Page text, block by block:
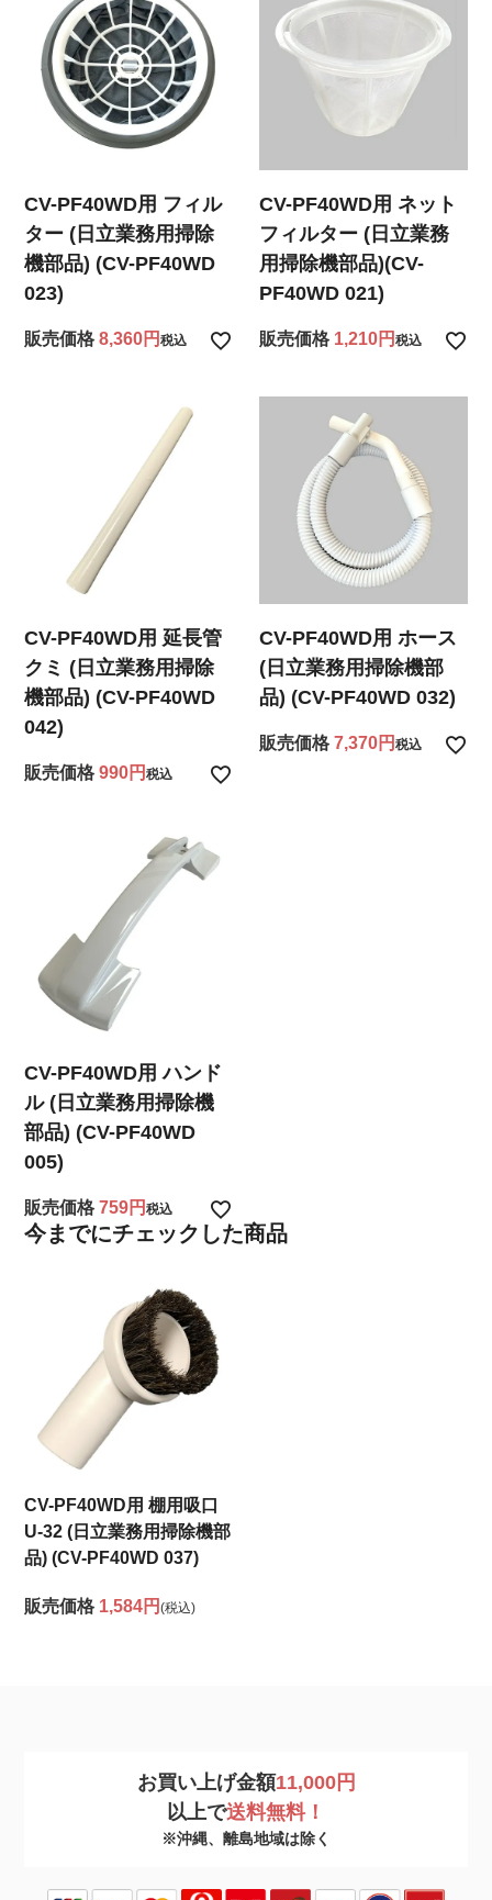
CV-PF40WD用 フィル
ター (日立業務用掃除
機部品) (CV-PF40WD
023)
販売価格 8,360 税込
CV-PF40WD用 ネット
フィルター (日立業務
用掃除機部品)(CV-
PF40WD 021)
販売価格 1,210 税込
CV-PF40WD用 延長管
クミ (日立業務用掃除
機部品) (CV-PF40WD
042)
販売価格 990 税込
CV-PF40WD用 ホース
(日立業務用掃除機部
品) (CV-PF40WD 032)
販売価格 7,370 税込
CV-PF40WD用 ハンド
ル (日立業務用掃除機
部品) (CV-PF40WD
005)
販売価格 759 税込
今までにチェックした商品
CV-PF40WD用 棚用吸口
U-32 (日立業務用掃除機部
品) (CV-PF40WD 037)
販売価格 1,584円(税込)
お買い上げ金額11,000円
以上で送料無料！
※沖縄、離島地域は除く